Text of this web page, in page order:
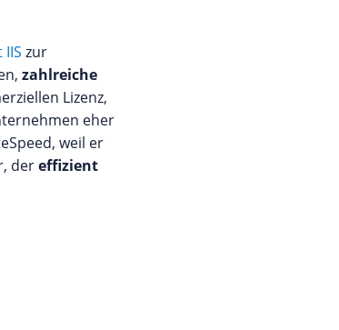
zur
zahlreiche
Lizenz,
eher
weil er
dereffizient